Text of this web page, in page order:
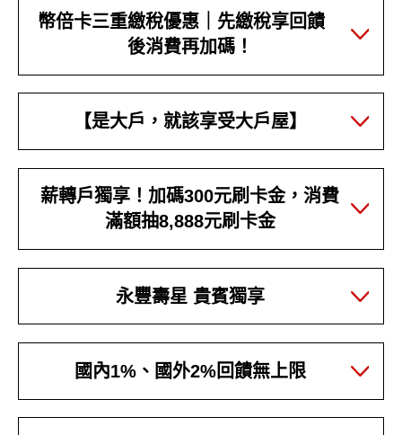
幣倍卡三重繳稅優惠｜先繳稅享回饋
後消費再加碼！
【是大戶，就該享受大戶屋】
薪轉戶獨享！加碼300元刷卡金，消費
滿額抽8,888元刷卡金
永豐壽星 貴賓獨享
國內1%、國外2%回饋無上限